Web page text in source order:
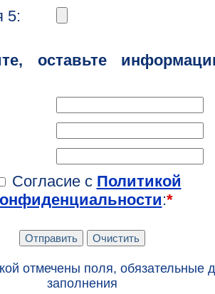
5:
оставьте
Согласие с Политикой
:*
отмечены поля, обязательные
заполнения